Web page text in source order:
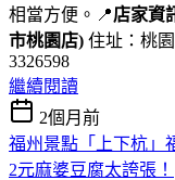
相當方便。📍店家資
市桃園店) 住址：桃
3326598
繼續閱讀
2個月前
福州景點「上下杭」
2元麻婆豆腐太誇張！